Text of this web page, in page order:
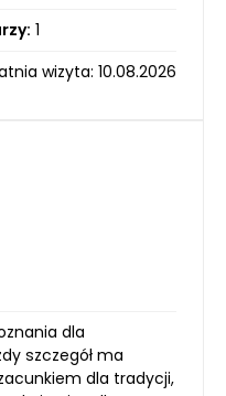
1
wizyta: 10.08.2026
dla
szczegół ma
dla tradycji,